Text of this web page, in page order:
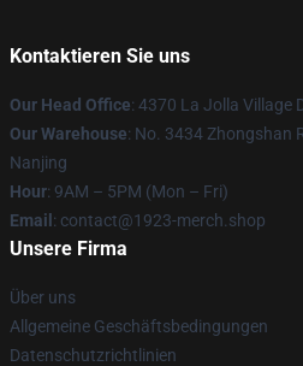
Kontaktieren Sie uns
Our Head Office: 4370 La Jolla Village
Our Warehouse: No. 3434 Zhongshan
Nanjing
Hour: 9AM – 5PM (Mon – Fri)
Email : contact@1923-merch.shop
Unsere Firma
Über uns
Allgemeine Geschäftsbedingungen
Datenschutzrichtlinien